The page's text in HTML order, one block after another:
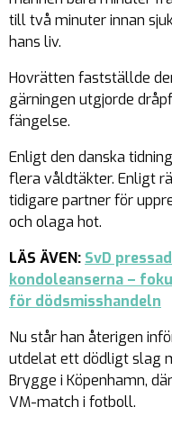
till två minuter innan
hans liv.
Hovrätten fastställde
gärningen utgjorde
fängelse.
Enligt den danska
flera våldtäkter. Enligt
tidigare partner för
och olaga hot.
LÄS ÄVEN: SvD
kondoleanserna –
för dödsmisshandeln
Nu står han återigen
utdelat ett dödligt slag
Brygge i Köpenhamn,
VM-match i fotboll.